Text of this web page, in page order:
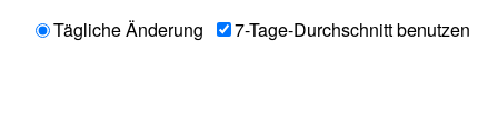
Tägliche Änderung
7-Tage-Durchschnitt benutzen